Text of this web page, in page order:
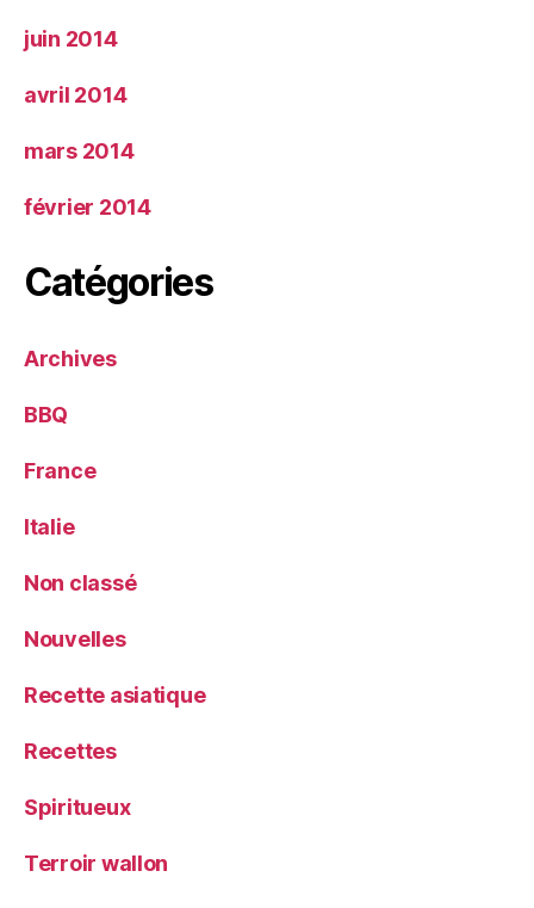
juin 2014
avril 2014
mars 2014
février 2014
Catégories
Archives
BBQ
France
Italie
Non classé
Nouvelles
Recette asiatique
Recettes
Spiritueux
Terroir wallon